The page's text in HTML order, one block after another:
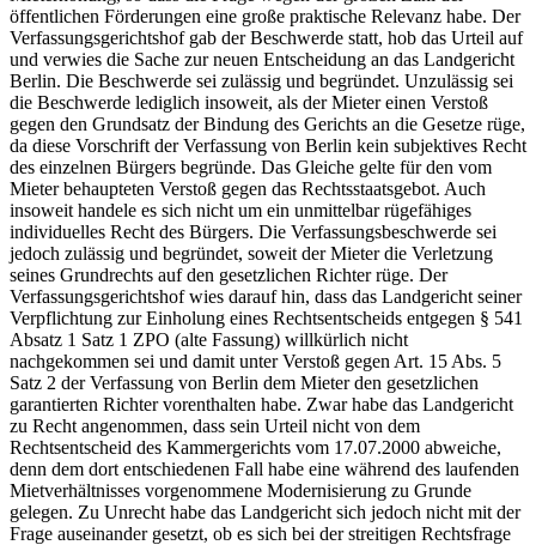
öffentlichen Förderungen eine große praktische Relevanz habe. Der
Verfassungsgerichtshof gab der Beschwerde statt, hob das Urteil auf
und verwies die Sache zur neuen Entscheidung an das Landgericht
Berlin. Die Beschwerde sei zulässig und begründet. Unzulässig sei
die Beschwerde lediglich insoweit, als der Mieter einen Verstoß
gegen den Grundsatz der Bindung des Gerichts an die Gesetze rüge,
da diese Vorschrift der Verfassung von Berlin kein subjektives Recht
des einzelnen Bürgers begründe. Das Gleiche gelte für den vom
Mieter behaupteten Verstoß gegen das Rechtsstaatsgebot. Auch
insoweit handele es sich nicht um ein unmittelbar rügefähiges
individuelles Recht des Bürgers. Die Verfassungsbeschwerde sei
jedoch zulässig und begründet, soweit der Mieter die Verletzung
seines Grundrechts auf den gesetzlichen Richter rüge. Der
Verfassungsgerichtshof wies darauf hin, dass das Landgericht seiner
Verpflichtung zur Einholung eines Rechtsentscheids entgegen § 541
Absatz 1 Satz 1 ZPO (alte Fassung) willkürlich nicht
nachgekommen sei und damit unter Verstoß gegen Art. 15 Abs. 5
Satz 2 der Verfassung von Berlin dem Mieter den gesetzlichen
garantierten Richter vorenthalten habe. Zwar habe das Landgericht
zu Recht angenommen, dass sein Urteil nicht von dem
Rechtsentscheid des Kammergerichts vom 17.07.2000 abweiche,
denn dem dort entschiedenen Fall habe eine während des laufenden
Mietverhältnisses vorgenommene Modernisierung zu Grunde
gelegen. Zu Unrecht habe das Landgericht sich jedoch nicht mit der
Frage auseinander gesetzt, ob es sich bei der streitigen Rechtsfrage